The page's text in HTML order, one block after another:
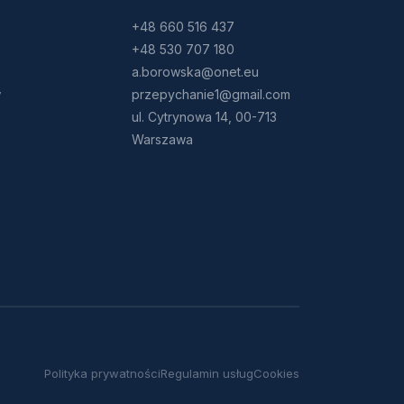
+48 660 516 437
+48 530 707 180
a.borowska@onet.eu
przepychanie1@gmail.com
ul. Cytrynowa 14, 00-713
Warszawa
Polityka prywatnościRegulamin usługCookies